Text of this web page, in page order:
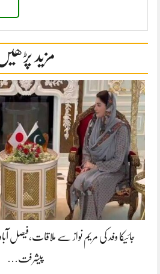
مزید
جائیکا وفد کی مریم نواز سے ملاقات،فیصل
پیشرفت…